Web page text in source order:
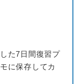
た7日間復習プ
に保存してカ